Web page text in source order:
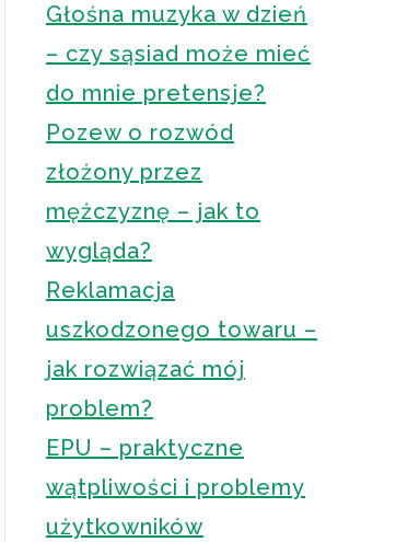
Głośna muzyka w dzień
– czy sąsiad może mieć
do mnie pretensje?
Pozew o rozwód
złożony przez
mężczyznę – jak to
wygląda?
Reklamacja
uszkodzonego towaru –
jak rozwiązać mój
problem?
EPU – praktyczne
wątpliwości i problemy
użytkowników